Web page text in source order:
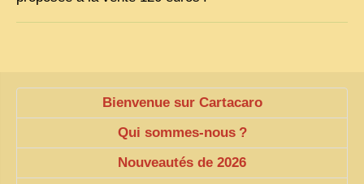
Bienvenue sur Cartacaro
Qui sommes-nous ?
Nouveautés de 2026